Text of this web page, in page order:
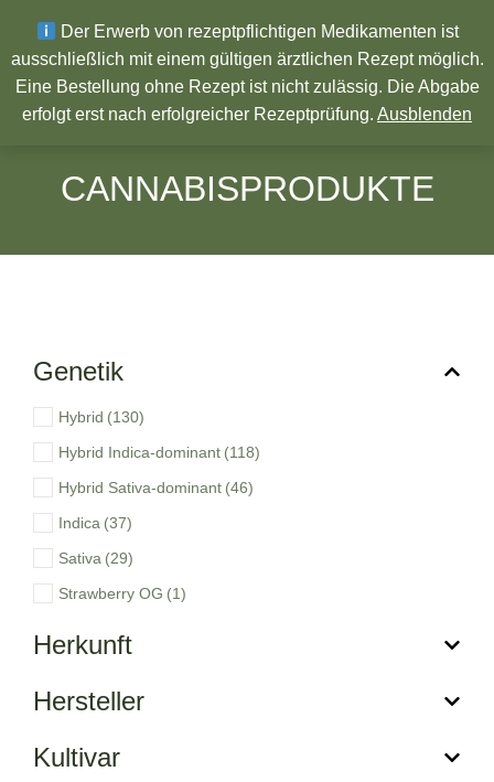
Wir wünschen ein Frohes neues Jahr!
CANNABISPRODUKTE
Genetik
Hybrid (130)
Hybrid Indica-dominant (118)
Hybrid Sativa-dominant (46)
Indica (37)
Sativa (29)
Strawberry OG (1)
Herkunft
Hersteller
Kultivar
Der Erwerb von rezeptpflichtigen Medikamenten ist
ausschließlich mit einem gültigen ärztlichen Rezept möglich.
Eine Bestellung ohne Rezept ist nicht zulässig. Die Abgabe
erfolgt erst nach erfolgreicher Rezeptprüfung. Ausblenden